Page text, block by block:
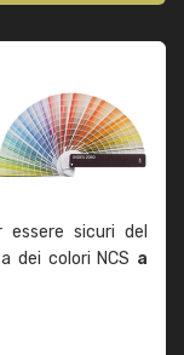
sicuri del
dei colori NCS a